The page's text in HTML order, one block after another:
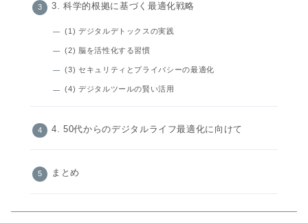
3. 科学的根拠に基づく最適化戦略
(1) デジタルデトックスの実践
(2) 脳を活性化する習慣
(3) セキュリティとプライバシーの最適化
(4) デジタルツールの賢い活用
4. 50代からのデジタルライフ最適化に向けて
まとめ